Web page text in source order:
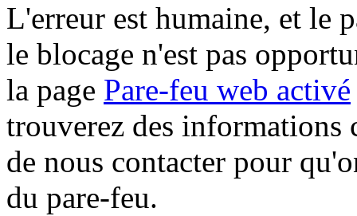
L'erreur est humaine, et le
le blocage n'est pas
la page Pare-feu web activé
trouverez des informations
de nous contacter pour
du pare-feu.